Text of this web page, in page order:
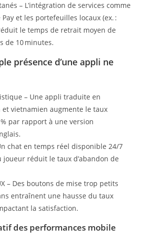
– L’intégration de services comme
Pay et les portefeuilles locaux (ex. :
le temps de retrait moyen de
de 10 minutes.
présence d’une appli ne
– Une appli traduite en
et vietnamien augmente le taux
% par rapport à une version
chat en temps réel disponible 24/7
joueur réduit le taux d’abandon de
– Des boutons de mise trop petits
entraînent une hausse du taux
la satisfaction.
des performances mobile